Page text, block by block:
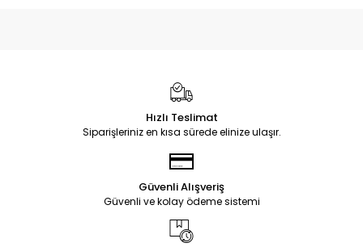
Hızlı Teslimat
Siparişleriniz en kısa sürede elinize ulaşır.
Güvenli Alışveriş
Güvenli ve kolay ödeme sistemi